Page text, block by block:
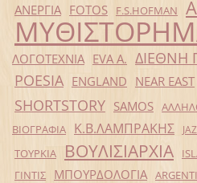
ΑΝΕΡΓΙΑ FOTOS F.S.HOFMAN
ΛΟΓΟΤΕΧΝΙΑ EVA Α. ΔΙΕΘΝΗ
POESIA ENGLAND NEAR EAST
SHORTSTORY SAMOS
ΒΙΟΓΡΑΦΙΑ
Κ.Β.ΛΑΜΠΡΑΚΗΣ
ΤΟΥΡΚΙΑ ΒΟΥΛΙΣΙΑΡΧΙΑ
ΓΙΝΤΙΣ
ΜΠΟΥΡΔΟΛΟΓΙΑ